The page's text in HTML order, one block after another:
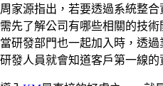
周家源指出，若要透過系統整合
需先了解公司有哪些相關的技術
當研發部門也一起加入時，透過
研發人員就會知道客戶第一線的